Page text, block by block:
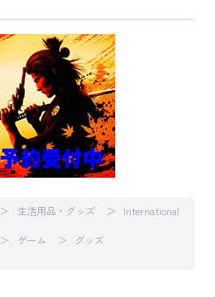
生活用品・グッズ
International
ゲーム
グッズ